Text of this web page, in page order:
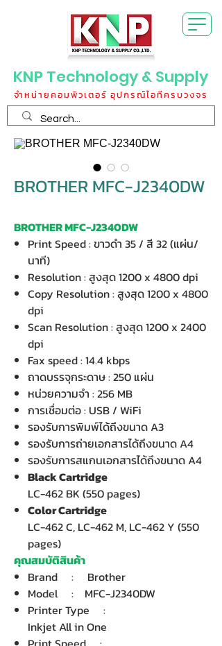
KNP Technology & Supply
จำหน่ายคอมพิวเตอร์ อุปกรณ์ไอทีครบวงจร
BROTHER MFC-J2340DW
BROTHER MFC-J2340DW
Print Speed : ขาวดำ 35 / สี 32 (แผ่น/
นาที)
Resolution : สูงสุด 1200 x 4800 dpi
Copy Resolution : สูงสุด 1200 x 4800
dpi
Scan Resolution : สูงสุด 1200 x 2400
dpi
Fax speed : 14.4 kbps
ถาดบรรจุกระดาษ : 250 แผ่น
หน่วยความจำ : 256 MB
การเชื่อมต่อ : USB / WiFi
รองรับการพิมพ์ได้ถึงขนาด A3
รองรับการถ่ายเอกสารได้ถึงขนาด A4
รองรับการสแกนเอกสารได้ถึงขนาด A4
Black Cartridge
LC-462 BK (550 pages)
Color Cartridge
LC-462 C, LC-462 M, LC-462 Y (550
pages)
คุณสมบัติสินค้า
Brand : Brother
Model : MFC-J2340DW
Printer Type :
Inkjet All in One